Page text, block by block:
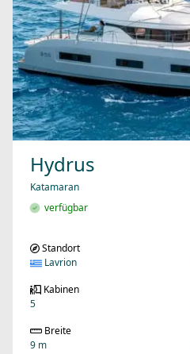
Hydrus
Katamaran
verfügbar
Standort
Lavrion
Kabinen
5
Breite
9 m